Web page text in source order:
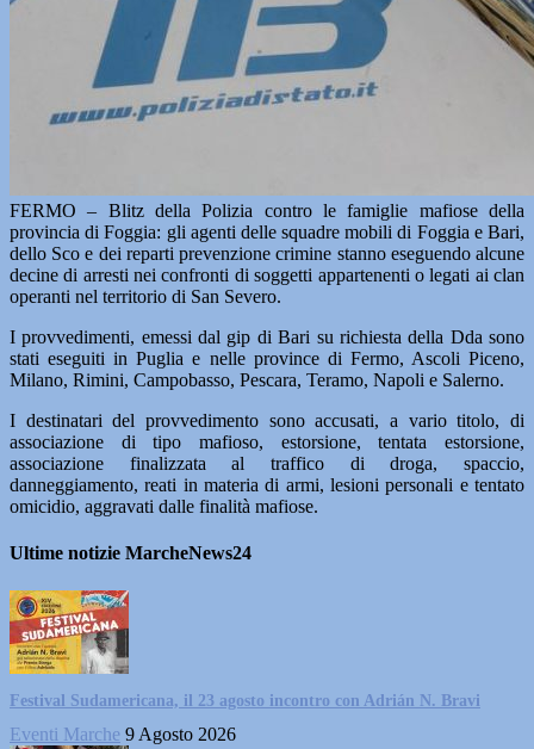
FERMO – Blitz della Polizia contro le famiglie mafiose della
provincia di Foggia: gli agenti delle squadre mobili di Foggia e Bari,
dello Sco e dei reparti prevenzione crimine stanno eseguendo alcune
decine di arresti nei confronti di soggetti appartenenti o legati ai clan
operanti nel territorio di San Severo.
I provvedimenti, emessi dal gip di Bari su richiesta della Dda sono
stati eseguiti in Puglia e nelle province di Fermo, Ascoli Piceno,
Milano, Rimini, Campobasso, Pescara, Teramo, Napoli e Salerno.
I destinatari del provvedimento sono accusati, a vario titolo, di
associazione di tipo mafioso, estorsione, tentata estorsione,
associazione finalizzata al traffico di droga, spaccio,
danneggiamento, reati in materia di armi, lesioni personali e tentato
omicidio, aggravati dalle finalità mafiose.
Ultime notizie MarcheNews24
Festival Sudamericana, il 23 agosto incontro con Adrián N. Bravi
Eventi Marche 9 Agosto 2026